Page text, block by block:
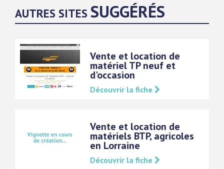
AUTRES SITES SUGGÉRÉS
Vente et location de
matériel TP neuf et
d'occasion
Découvrir la fiche
Vente et location de
matériels BTP, agricoles
en Lorraine
Découvrir la fiche